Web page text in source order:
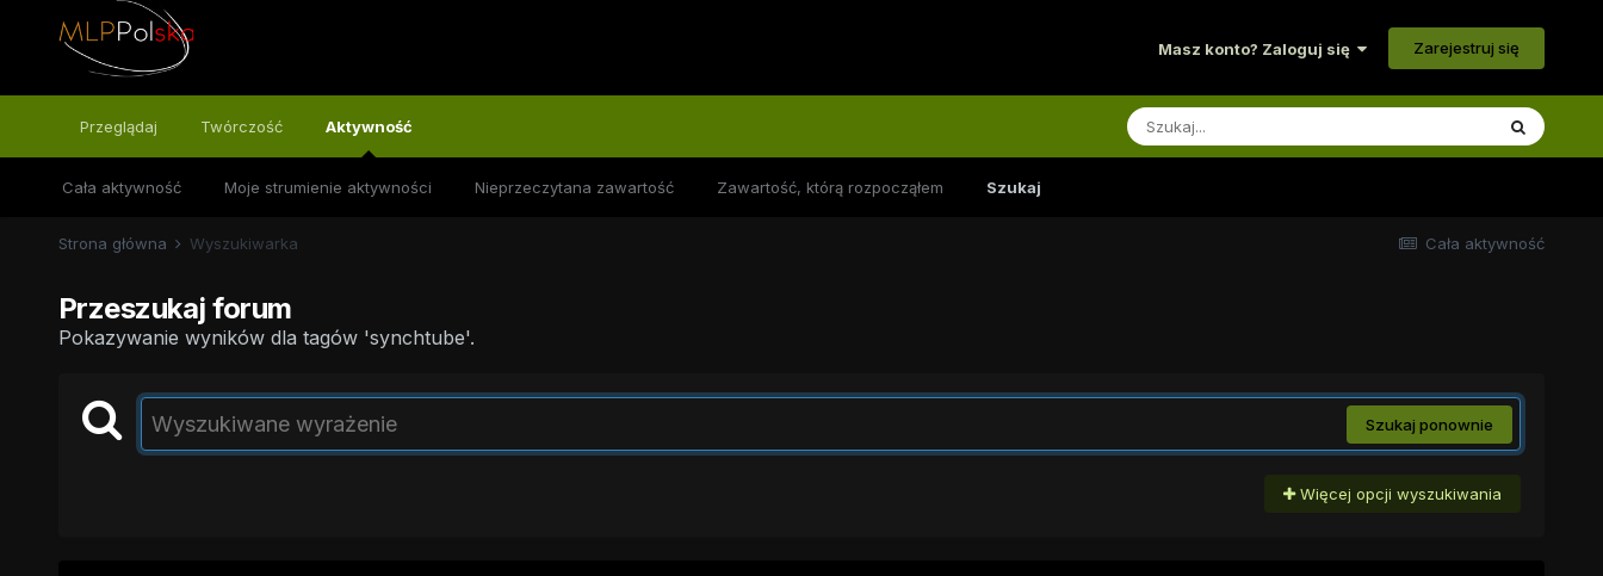
Masz konto? Zaloguj się Zarejestruj się
Przeglądaj Twórczość Aktywność
Cała aktywność Moje strumienie aktywności Nieprzeczytana zawartość Zawartość, którą rozpocząłem Szukaj
Cała aktywność
Strona główna Wyszukiwarka
Przeszukaj forum
Pokazywanie wyników dla tagów 'synchtube'.
Szukaj ponownie
Więcej opcji wyszukiwania